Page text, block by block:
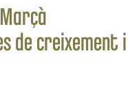
de creixement i